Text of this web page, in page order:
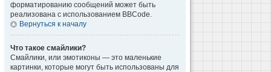
форматированию сообщений может быть
реализована с использованием BBCode.
Вернуться к началу
Что такое смайлики?
Смайлики, или эмотиконы — это маленькие
картинки, которые могут быть использованы для